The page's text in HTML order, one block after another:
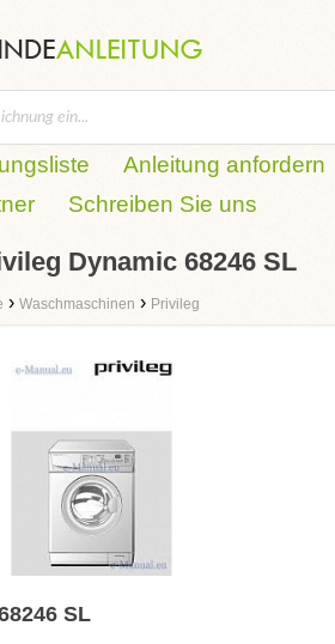
Anleitung anfordern
Schreiben Sie uns
Dynamic 68246 SL
› Waschmaschinen › Privileg
SL